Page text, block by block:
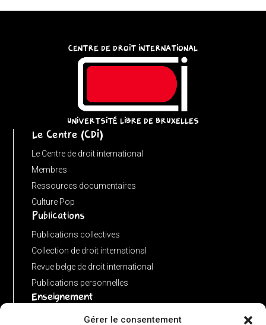
Gérer le consentement
input
URL(input,
window.location.href);
u.pathname.toLowerCase().replace(/\/+$/,
CENTRE DE DROIT INTERNATIONAL
UNIVERTSITÉ LIBRE DE BRUXELLES
Le Centre (CDI)
Le Centre de droit international
Membres
Ressources documentaires
Culture Pop
Publications
Publications collectives
Collection de droit international
Revue belge de droit international
Publications personnelles
Enseignement
Advanced LLM in public international law